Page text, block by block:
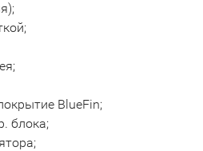
BlueFin;
блока;